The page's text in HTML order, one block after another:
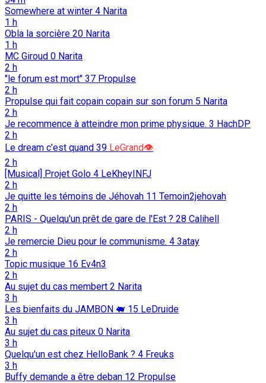
Somewhere at winter 4 Narita
1 h
Obla la sorcière 20 Narita
1 h
MC Giroud 0 Narita
2 h
"le forum est mort" 37 Propulse
2 h
Propulse qui fait copain copain sur son forum 5 Narita
2 h
Je recommence à atteindre mon prime physique. 3 HachDP
2 h
Le dream c’est quand 39 LeGrand👁️
2 h
[Musical] Projet Golo 4 LeKheyINFJ
2 h
Je quitte les témoins de Jéhovah 11 Temoin2jehovah
2 h
PARIS - Quelqu'un prêt de gare de l'Est ? 28 Calihell
2 h
Je remercie Dieu pour le communisme. 4 3atay
2 h
Topic musique 16 Ev4n3
2 h
Au sujet du cas membert 2 Narita
3 h
Les bienfaits du JAMBON 🐖️ 15 LeDruide
3 h
Au sujet du cas piteux 0 Narita
3 h
Quelqu'un est chez HelloBank ? 4 Freuks
3 h
Buffy demande a être deban 12 Propulse